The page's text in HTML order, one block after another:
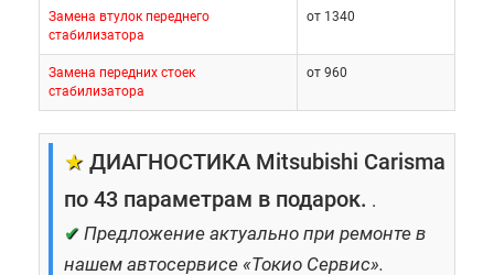
Замена втулок переднего
стабилизатора
от 1340
Замена передних стоек
стабилизатора
от 960
★ ДИАГНОСТИКА Mitsubishi Carisma
по 43 параметрам в подарок. .
✔ Предложение актуально при ремонте в
нашем автосервисе «Токио Сервис».